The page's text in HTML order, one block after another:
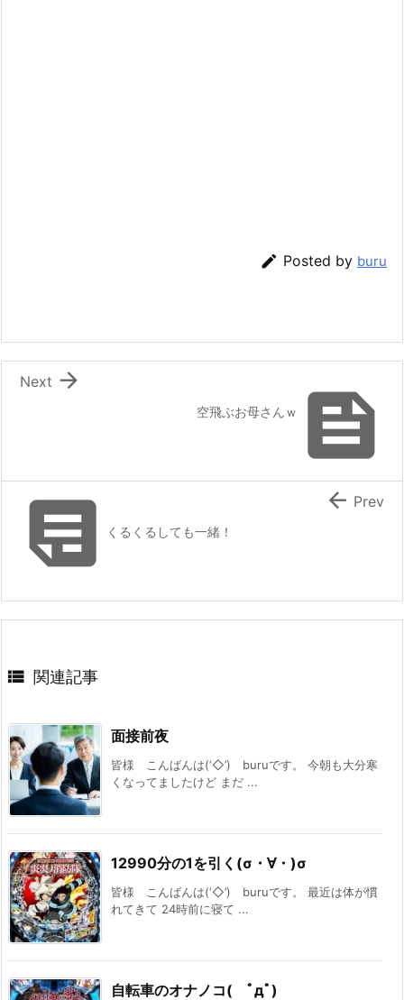
 Posted by buru

空飛ぶお母さんｗ

Next
 くるくるしても一緒！
 Prev
 関連記事
面接前夜
皆様 こんばんは(‘◇’)ゞburuです。 今朝も大分寒
くなってましたけど まだ ...
12990分の1を引く(σ・∀・)σ
皆様 こんばんは(‘◇’)ゞburuです。 最近は体が慣
れてきて 24時前に寝て ...
自転車のオナノコ( ﾟдﾟ)